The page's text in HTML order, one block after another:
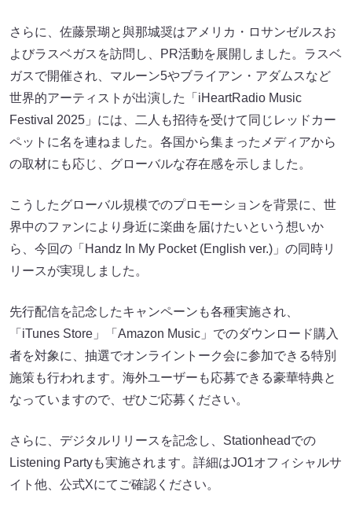
さらに、佐藤景瑚と與那城奨はアメリカ・ロサンゼルスお
よびラスベガスを訪問し、PR活動を展開しました。ラスベ
ガスで開催され、マルーン5やブライアン・アダムスなど
世界的アーティストが出演した「iHeartRadio Music
Festival 2025」には、二人も招待を受けて同じレッドカー
ペットに名を連ねました。各国から集まったメディアから
の取材にも応じ、グローバルな存在感を示しました。
こうしたグローバル規模でのプロモーションを背景に、世
界中のファンにより身近に楽曲を届けたいという想いか
ら、今回の「Handz In My Pocket (English ver.)」の同時リ
リースが実現しました。
先行配信を記念したキャンペーンも各種実施され、
「iTunes Store」「Amazon Music」でのダウンロード購入
者を対象に、抽選でオンライントーク会に参加できる特別
施策も行われます。海外ユーザーも応募できる豪華特典と
なっていますので、ぜひご応募ください。
さらに、デジタルリリースを記念し、Stationheadでの
Listening Partyも実施されます。詳細はJO1オフィシャルサ
イト他、公式Xにてご確認ください。